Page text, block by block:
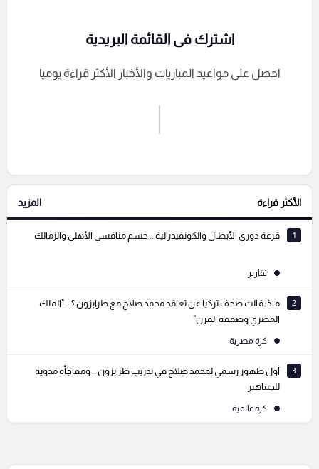
إرسال تعليق
التعليقات السابقة
اشترك فى القائمة البريدية
احصل على مواعيد المباريات والأخبار الأكثر قراءة يوميا
الأكثر قراءة المزيد
1 قرعة دوري الأبطال والكونفيدرالية .. حسم منافسي الأهلي والزمالك
تقارير
2
ماذا قالت صحف تركيا عن تعاقد محمد صلاح مع طرابزون ؟ .. "الملك
المصري وصفقة القرن"
كرة مصرية
3
أول ظهور رسمي لمحمد صلاح في تدريب طرابزون .. ومفاجأة مدوية
للجماهير
كرة عالمية